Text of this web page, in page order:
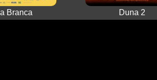
Branca Duna 2